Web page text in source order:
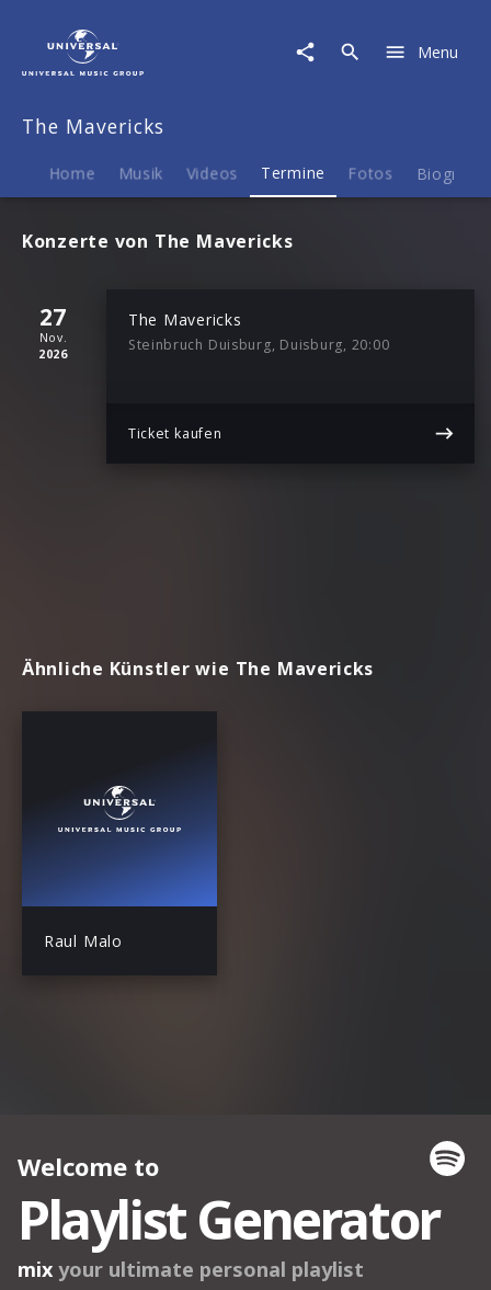
Mavericks
Termine
Menu
The Mavericks
Home Musik Videos Termine Fotos Biografie
Konzerte von The Mavericks
27
Nov.
2026
The Mavericks
Steinbruch Duisburg, Duisburg, 20:00
Ticket kaufen
Ähnliche Künstler wie The Mavericks
Raul Malo